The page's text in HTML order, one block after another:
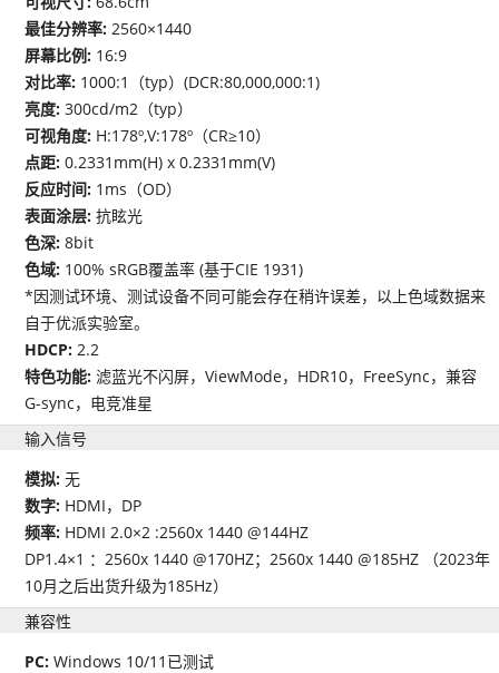
最佳分辨率:2560×1440
屏幕比例: 16:9
对比率: 1000:1（typ）(DCR:80,000,000:1)
亮度:300cd/m2（typ）
可视角度: H:178º,V:178º（CR≥10）
点距:0.2331mm(H) x 0.2331mm(V)
反应时间: 1ms（OD）
表面涂层:抗眩光
色深:8bit
色域: 100% sRGB覆盖率 (基于CIE 1931)
*因测试环境、测试设备不同可能会存在稍许误差，以上色域数据来
自于优派实验室。
HDCP:2.2
特色功能:滤蓝光不闪屏，ViewMode，HDR10，FreeSync，兼容
G-sync，电竞准星
输入信号
模拟:无
数字: HDMI，DP
频率: HDMI 2.0×2 :2560x 1440 @144HZ
DP1.4×1 ：2560x 1440 @170HZ；2560x 1440 @185HZ （2023年
10月之后出货升级为185Hz）
兼容性
PC:Windows 10/11已测试